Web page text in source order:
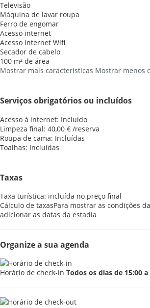
Televisão
Máquina de lavar roupa
Ferro de engomar
Acesso internet
Acesso internet Wifi
Secador de cabelo
100 m² de área
Mostrar mais características Mostrar menos
Serviços obrigatórios ou incluídos
Acesso à internet: Incluído
Limpeza final: 40,00 € /reserva
Roupa de cama: Incluídas
Toalhas: Incluídas
Taxas
Taxa turística: incluída no preço final
Cálculo de taxasPara mostrar as condições
adicionar as datas da estadia
Organize a sua agenda
Horário de check-in Todos os dias de 15:00 a